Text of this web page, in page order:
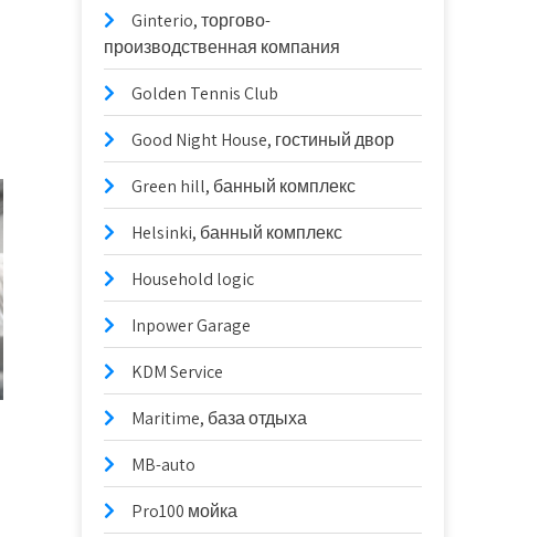
Ginterio, торгово-
производственная компания
Golden Tennis Club
Good Night House, гостиный двор
Green hill, банный комплекс
Helsinki, банный комплекс
Household logic
Inpower Garage
KDM Service
Maritime, база отдыха
MB-auto
Pro100 мойка